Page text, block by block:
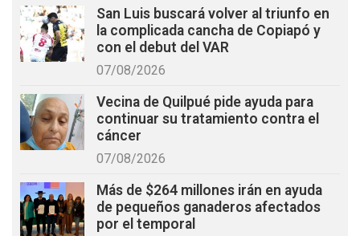
San Luis buscará volver al triunfo en
la complicada cancha de Copiapó y
con el debut del VAR
07/08/2026
Vecina de Quilpué pide ayuda para
continuar su tratamiento contra el
cáncer
07/08/2026
Más de $264 millones irán en ayuda
de pequeños ganaderos afectados
por el temporal